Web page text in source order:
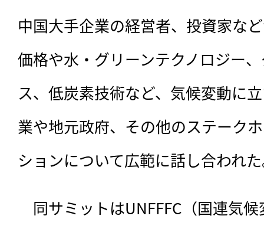
中国大手企業の経営者、投資家な
価格や水・グリーンテクノロジー
ス、低炭素技術など、気候変動に
業や地元政府、その他のステーク
ションについて広範に話し合われ
同サミットはUNFFFC（国連気